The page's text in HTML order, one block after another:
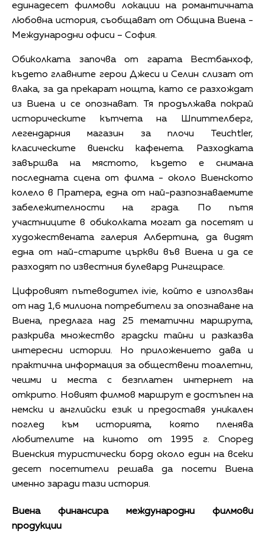
единадесет филмови локации на романтичната
любовна история, съобщават от Община Виена -
Международни офиси – София.
Обиколката започва от гарата Вестбанхоф,
където главните герои Джеси и Селин слизат от
влака, за да прекарат нощта, като се разхождат
из Виена и се опознават. Тя продължава покрай
историческите кътчета на Шпиттелберг,
легендарния магазин за плочи Teuchtler,
класическите виенски кафенета. Разходката
завършва на мястото, където е снимана
последната сцена от филма - около Виенското
колело в Пратера, една от най-разпознаваемите
забележителности на града. По пътя
участниците в обиколката могат да посетят и
художествената галерия Албертина, да видят
една от най-старите църкви във Виена и да се
разходят по известния булевард Рингщрасе.
Цифровият пътеводител ivie, който е използван
от над 1,6 милиона потребители за опознаване на
Виена, предлага над 25 тематични маршрута,
разкрива множество градски тайни и разказва
интересни истории. Но приложението дава и
практична информация за обществени тоалетни,
чешми и места с безплатен интернет на
открито. Новият филмов маршрут е достъпен на
немски и английски език и предоставя уникален
поглед към историята, която пленява
любителите на киното от 1995 г. Според
Виенския туристически борд около един на всеки
десет посетители решава да посети Виена
именно заради тази история.
Виена финансира международни филмови
продукции